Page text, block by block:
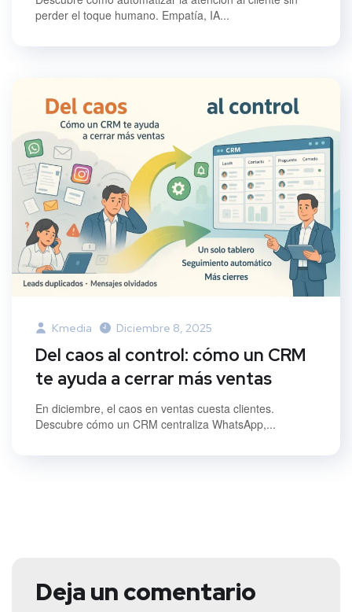
perder el toque humano. Empatía, IA...
Kmedia Diciembre 8, 2025
Del caos al control: cómo un CRM
te ayuda a cerrar más ventas
En diciembre, el caos en ventas cuesta clientes.
Descubre cómo un CRM centraliza WhatsApp,...
Deja un comentario